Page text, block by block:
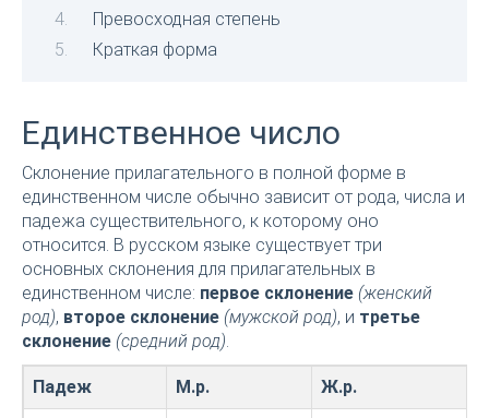
Превосходная степень
Краткая форма
Единственное число
Склонение прилагательного в полной форме в
единственном числе обычно зависит от рода, числа и
падежа существительного, к которому оно
относится. В русском языке существует три
основных склонения для прилагательных в
единственном числе: первое склонение (женский
род), второе склонение (мужской род), и третье
склонение (средний род).
Падеж М.р. Ж.р.